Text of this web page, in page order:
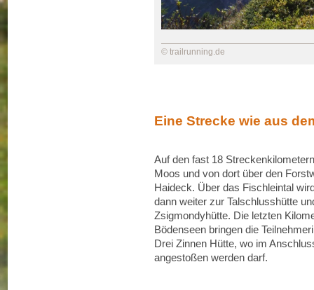
© trailrunning.de
Eine Strecke wie aus
Auf den fast 18
Moos und von dort über den
Haideck. Über das Fischleintal
dann weiter zur Talschlusshütte
Zsigmondyhütte. Die letzten
Bödenseen bringen die
Drei Zinnen Hütte, wo im
angestoßen werden darf.